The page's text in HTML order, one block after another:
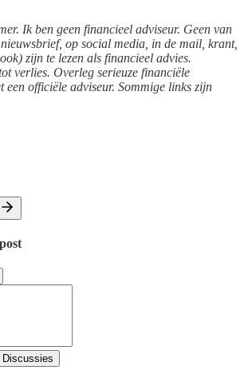
Ik ben geen financieel adviseur. Geen van
op social media, in de mail, krant,
zijn te lezen als financieel advies.
verlies. Overleg serieuze financiële
een officiële adviseur. Sommige links zijn
Discussies